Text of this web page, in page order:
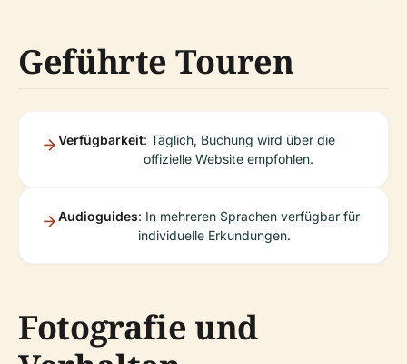
Geführte Touren
Verfügbarkeit: Täglich, Buchung wird über die
offizielle Website empfohlen.
Audioguides: In mehreren Sprachen verfügbar für
individuelle Erkundungen.
Fotografie und